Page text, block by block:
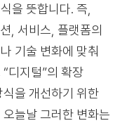
을 뜻합니다. 즉,
, 서비스, 플랫폼의
기술 변화에 맞춰
디지털”의 확장
을 개선하기 위한
늘날 그러한 변화는